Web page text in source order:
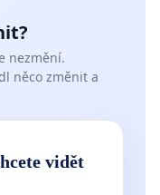
nezmění.
něco změnit a
vidět